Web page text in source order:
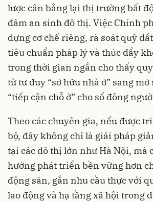
lược cân bằng lại thị trường bất
đảm an sinh đô thị. Việc Chính
dựng cơ chế riêng, rà soát quỹ
tiêu chuẩn pháp lý và thúc đẩy
trong thời gian ngắn cho thấy
từ tư duy “sở hữu nhà ở” sang mở
“tiếp cận chỗ ở” cho số đông
Theo các chuyên gia, nếu được
bộ, đây không chỉ là giải pháp
tại các đô thị lớn như Hà Nội, mà
hướng phát triển bền vững hơn
động sản, gắn nhu cầu thực với
lao động và hạ tầng xã hội trong